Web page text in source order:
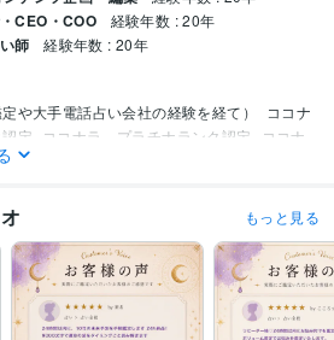
CEO・COO 経験年数 : 20年
師 経験年数 : 20年
や大手電話占い会社の経験を経て）
ココナ
定
ココナラ　プラチナランク認定
ココナ
取得年 : 2011年
もっと見る